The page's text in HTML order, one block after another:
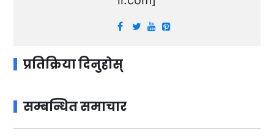
प्रतिक्रिया दिनुहोस्
सम्बन्धित समाचार